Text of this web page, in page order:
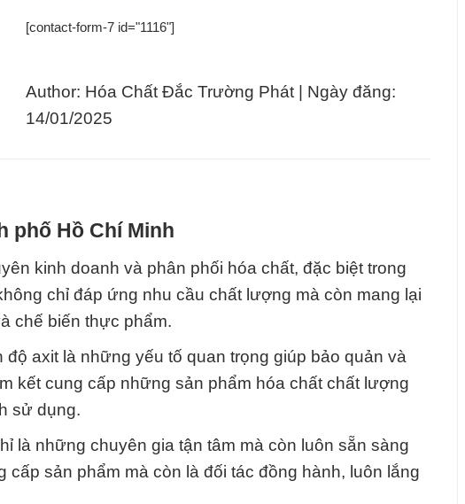
[contact-form-7 id="1116"]
Author: Hóa Chất Đắc Trường Phát | Ngày đăng:
14/01/2025
phố Hồ Chí Minh
kinh doanh và phân phối hóa chất, đặc biệt trong
chỉ đáp ứng nhu cầu chất lượng mà còn mang lại
chế biến thực phẩm.
axit là những yếu tố quan trọng giúp bảo quản và
kết cung cấp những sản phẩm hóa chất chất lượng
sử dụng.
là những chuyên gia tận tâm mà còn luôn sẵn sàng
cấp sản phẩm mà còn là đối tác đồng hành, luôn lắng